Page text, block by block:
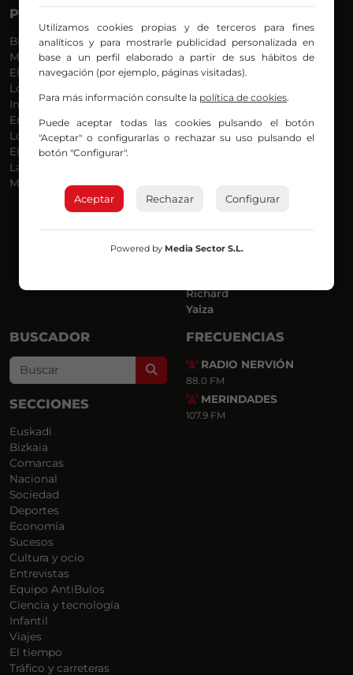
PROGRAMAS
Bilbosport
Más Música
El Madrugador
Lo Más Nuevo
Informativos
En Ruta
Locos por la Música
El Supermadrugador
La Mañana de Radio Nervión
Más Madrugada
Agurtzane
Belén Ollero
Dani
Eva Argote
Endika
Iker
José Ignacio
Luis Carlos
Mar y Cielo
Richard
Yaiza
BUSCADOR
Search
SECCIONES
Euskadi
Bizkaia
Comarcas
Nacional
Sociedad
Deportes
Economía
Sucesos
Cultura y ocio
Entrevistas
Equipo AntiBulos
Ciencia y tecnología
Infantil
Viajes
El tiempo
Tráfico y carreteras
FRECUENCIAS
RADIO NERVIÓN
88.0 FM
MERINDADES
107.9 FM
Utilizamos cookies propias y de terceros para fines
analíticos y para mostrarle publicidad personalizada en
base a un perfil elaborado a partir de sus hábitos de
navegación (por ejemplo, páginas visitadas).
Para más información consulte la política de cookies.
Puede aceptar todas las cookies pulsando el botón
"Aceptar" o configurarlas o rechazar su uso pulsando el
botón "Configurar".
Aceptar Rechazar Configurar
Powered by Media Sector S.L.